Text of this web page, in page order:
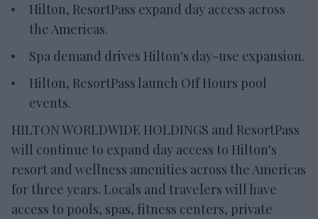
Hilton, ResortPass expand day access across
the Americas.
Spa demand drives Hilton's day-use expansion.
Hilton, ResortPass launch Off Hours pool
events.
HILTON WORLDWIDE HOLDINGS and ResortPass
will continue to expand day access to Hilton's
resort and wellness amenities across the Americas
for three years. Locals and travelers will have
access to pools, spas, fitness centers, private